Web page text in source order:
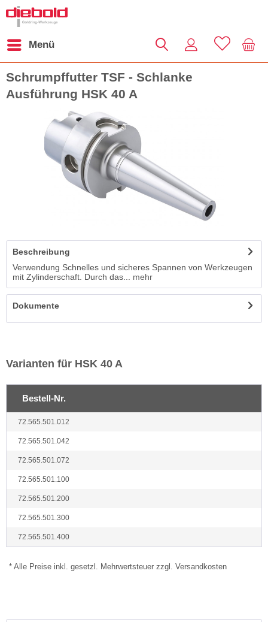
Menü
Schrumpffutter TSF - Schlanke
Ausführung HSK 40 A
Beschreibung
Verwendung Schnelles und sicheres Spannen von Werkzeugen
mit Zylinderschaft. Durch das...
mehr
Dokumente
Varianten für HSK 40 A
Bestell-Nr.
72.565.501.012
72.565.501.042
72.565.501.072
72.565.501.100
72.565.501.200
72.565.501.300
72.565.501.400
* Alle Preise inkl. gesetzl. Mehrwertsteuer zzgl. Versandkosten